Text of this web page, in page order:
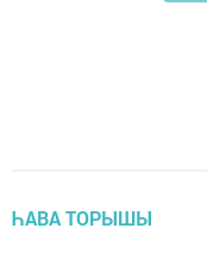
ҺАВА ТОРЫШЫ